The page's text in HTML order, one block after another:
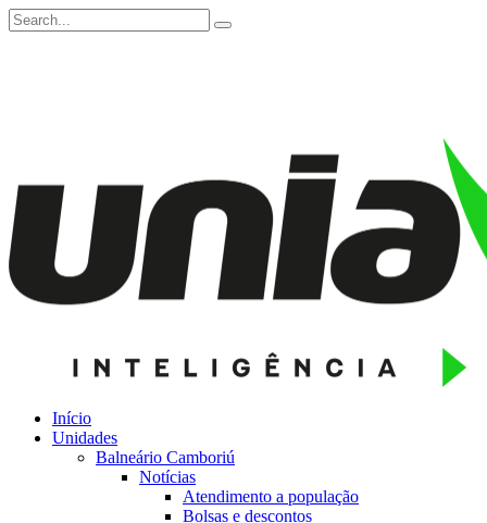
Início
Unidades
Balneário Camboriú
Notícias
Atendimento a população
Bolsas e descontos